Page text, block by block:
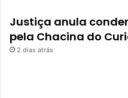
Justiça anula
pela Chacina do
2 dias atrás